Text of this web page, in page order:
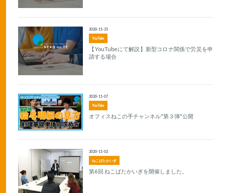
YouTube
2020-11-25
【YouTubeにて解説】新型コロナ関係で労災を申
請する場合
YouTube
2020-11-07
オフィスねこの手チャンネル"第３弾"公開
ねこばたかいぎ
2020-11-02
第6回 ねこばたかいぎを開催しました。